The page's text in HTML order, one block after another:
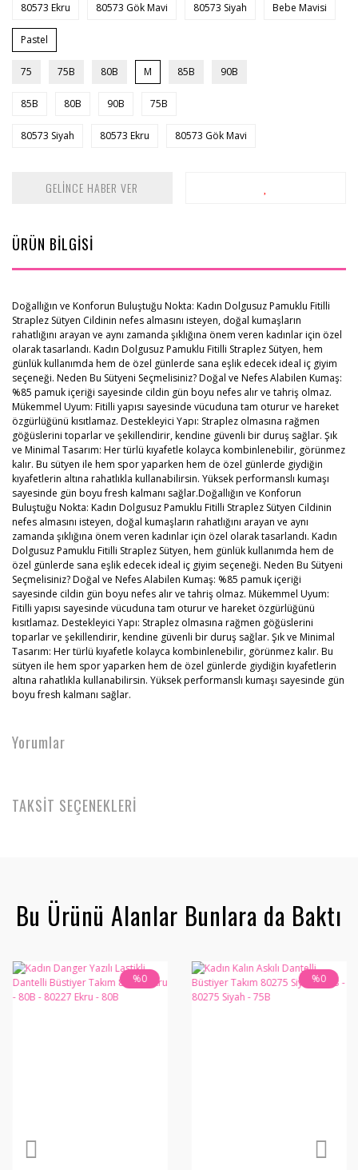
80573 Ekru 80573 Gök Mavi 80573 Siyah Bebe Mavisi
Pastel
75 75B 80B M 85B 90B
85B 80B 90B 75B
80573 Siyah 80573 Ekru 80573 Gök Mavi
GELİNCE HABER VER
ÜRÜN BİLGİSİ
Doğallığın ve Konforun Buluştuğu Nokta: Kadın Dolgusuz Pamuklu Fitilli
Straplez Sütyen Cildinin nefes almasını isteyen, doğal kumaşların
rahatlığını arayan ve aynı zamanda şıklığına önem veren kadınlar için özel
olarak tasarlandı. Kadın Dolgusuz Pamuklu Fitilli Straplez Sütyen, hem
günlük kullanımda hem de özel günlerde sana eşlik edecek ideal iç giyim
seçeneği. Neden Bu Sütyeni Seçmelisiniz? Doğal ve Nefes Alabilen Kumaş:
%85 pamuk içeriği sayesinde cildin gün boyu nefes alır ve tahriş olmaz.
Mükemmel Uyum: Fitilli yapısı sayesinde vücuduna tam oturur ve hareket
özgürlüğünü kısıtlamaz. Destekleyici Yapı: Straplez olmasına rağmen
göğüslerini toparlar ve şekillendirir, kendine güvenli bir duruş sağlar. Şık
ve Minimal Tasarım: Her türlü kıyafetle kolayca kombinlenebilir, görünmez
kalır. Bu sütyen ile hem spor yaparken hem de özel günlerde giydiğin
kıyafetlerin altına rahatlıkla kullanabilirsin. Yüksek performanslı kumaşı
sayesinde gün boyu fresh kalmanı sağlar.Doğallığın ve Konforun
Buluştuğu Nokta: Kadın Dolgusuz Pamuklu Fitilli Straplez Sütyen Cildinin
nefes almasını isteyen, doğal kumaşların rahatlığını arayan ve aynı
zamanda şıklığına önem veren kadınlar için özel olarak tasarlandı. Kadın
Dolgusuz Pamuklu Fitilli Straplez Sütyen, hem günlük kullanımda hem de
özel günlerde sana eşlik edecek ideal iç giyim seçeneği. Neden Bu Sütyeni
Seçmelisiniz? Doğal ve Nefes Alabilen Kumaş: %85 pamuk içeriği
sayesinde cildin gün boyu nefes alır ve tahriş olmaz. Mükemmel Uyum:
Fitilli yapısı sayesinde vücuduna tam oturur ve hareket özgürlüğünü
kısıtlamaz. Destekleyici Yapı: Straplez olmasına rağmen göğüslerini
toparlar ve şekillendirir, kendine güvenli bir duruş sağlar. Şık ve Minimal
Tasarım: Her türlü kıyafetle kolayca kombinlenebilir, görünmez kalır. Bu
sütyen ile hem spor yaparken hem de özel günlerde giydiğin kıyafetlerin
altına rahatlıkla kullanabilirsin. Yüksek performanslı kumaşı sayesinde gün
boyu fresh kalmanı sağlar.
Yorumlar
TAKSİT SEÇENEKLERİ
Bu Ürünü Alanlar Bunlara da Baktı
%0 %0